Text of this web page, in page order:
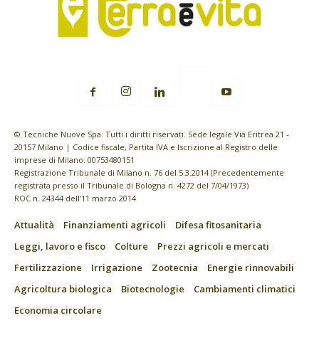
© Tecniche Nuove Spa. Tutti i diritti riservati. Sede legale Via Eritrea 21 -
20157 Milano | Codice fiscale, Partita IVA e Iscrizione al Registro delle
imprese di Milano: 00753480151
Registrazione Tribunale di Milano n. 76 del 5.3.2014 (Precedentemente
registrata presso il Tribunale di Bologna n. 4272 del 7/04/1973)
ROC n. 24344 dell’11 marzo 2014
Attualità Finanziamenti agricoli
Difesa fitosanitaria
Leggi, lavoro e fisco
Colture
Prezzi agricoli e mercati
Fertilizzazione
Irrigazione Zootecnia
Energie rinnovabili
Agricoltura biologica
Biotecnologie
Cambiamenti climatici
Economia circolare